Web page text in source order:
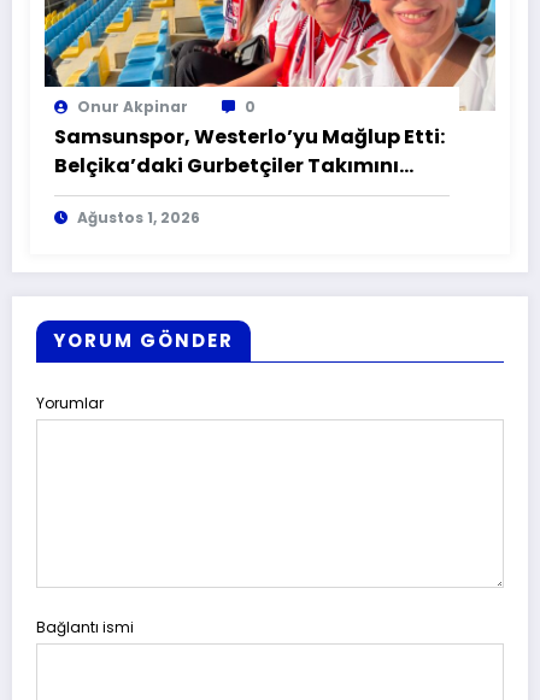
Onur Akpinar 0
Samsunspor, Westerlo’yu Mağlup Etti:
Belçika’daki Gurbetçiler Takımını
Yalnız Bırakmadı
Ağustos 1, 2026
YORUM GÖNDER
Yorumlar
Bağlantı ismi